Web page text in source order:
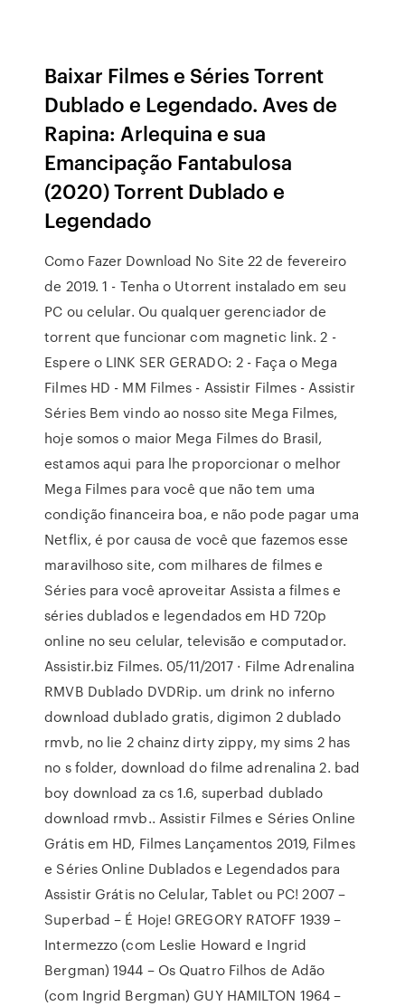
Baixar Filmes e Séries Torrent
Dublado e Legendado. Aves de
Rapina: Arlequina e sua
Emancipação Fantabulosa
(2020) Torrent Dublado e
Legendado
Como Fazer Download No Site 22 de fevereiro
de 2019. 1 - Tenha o Utorrent instalado em seu
PC ou celular. Ou qualquer gerenciador de
torrent que funcionar com magnetic link. 2 -
Espere o LINK SER GERADO: 2 - Faça o Mega
Filmes HD - MM Filmes - Assistir Filmes - Assistir
Séries Bem vindo ao nosso site Mega Filmes,
hoje somos o maior Mega Filmes do Brasil,
estamos aqui para lhe proporcionar o melhor
Mega Filmes para você que não tem uma
condição financeira boa, e não pode pagar uma
Netflix, é por causa de você que fazemos esse
maravilhoso site, com milhares de filmes e
Séries para você aproveitar Assista a filmes e
séries dublados e legendados em HD 720p
online no seu celular, televisão e computador.
Assistir.biz Filmes. 05/11/2017 · Filme Adrenalina
RMVB Dublado DVDRip. um drink no inferno
download dublado gratis, digimon 2 dublado
rmvb, no lie 2 chainz dirty zippy, my sims 2 has
no s folder, download do filme adrenalina 2. bad
boy download za cs 1.6, superbad dublado
download rmvb.. Assistir Filmes e Séries Online
Grátis em HD, Filmes Lançamentos 2019, Filmes
e Séries Online Dublados e Legendados para
Assistir Grátis no Celular, Tablet ou PC! 2007 –
Superbad – É Hoje! GREGORY RATOFF 1939 –
Intermezzo (com Leslie Howard e Ingrid
Bergman) 1944 – Os Quatro Filhos de Adão
(com Ingrid Bergman) GUY HAMILTON 1964 –